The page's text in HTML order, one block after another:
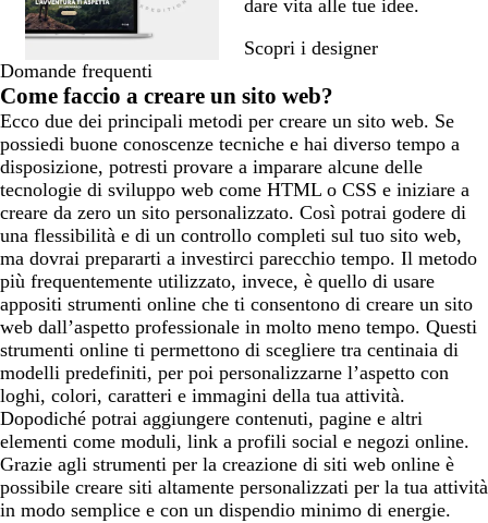
dare vita alle tue idee.
Scopri i designer
Domande frequenti
Come faccio a creare un sito web?
Ecco due dei principali metodi per creare un sito web. Se
possiedi buone conoscenze tecniche e hai diverso tempo a
disposizione, potresti provare a imparare alcune delle
tecnologie di sviluppo web come HTML o CSS e iniziare a
creare da zero un sito personalizzato. Così potrai godere di
una flessibilità e di un controllo completi sul tuo sito web,
ma dovrai prepararti a investirci parecchio tempo. Il metodo
più frequentemente utilizzato, invece, è quello di usare
appositi strumenti online che ti consentono di creare un sito
web dall’aspetto professionale in molto meno tempo. Questi
strumenti online ti permettono di scegliere tra centinaia di
modelli predefiniti, per poi personalizzarne l’aspetto con
loghi, colori, caratteri e immagini della tua attività.
Dopodiché potrai aggiungere contenuti, pagine e altri
elementi come moduli, link a profili social e negozi online.
Grazie agli strumenti per la creazione di siti web online è
possibile creare siti altamente personalizzati per la tua attività
in modo semplice e con un dispendio minimo di energie.